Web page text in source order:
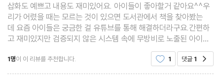
삽화도 예쁘고 내용도 재미있어요. 아이들이 좋아할거 같아요^^우
리가 어렸을 때는 모르는 것이 있으면 도서관에서 책을 찾아봤는
데 요즘 아이들은 궁금한 걸 유튜브를 통해 해결하더라구요.간편하
고 재미있지만 검증되지 않은 시스템 속에 무방비로 노출된 아이들
이 걱정스러웠는데...아이들뿐만 아니라 어른들도 이 책을 읽어봤으
면 해요.아이들에게 올바른 인터넷문화를 가르쳐야죠^^
1명이 이 리뷰를 추천합니다. 1 댓글 1